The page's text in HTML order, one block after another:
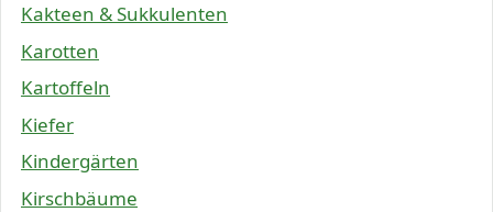
Kakteen & Sukkulenten
Karotten
Kartoffeln
Kiefer
Kindergärten
Kirschbäume